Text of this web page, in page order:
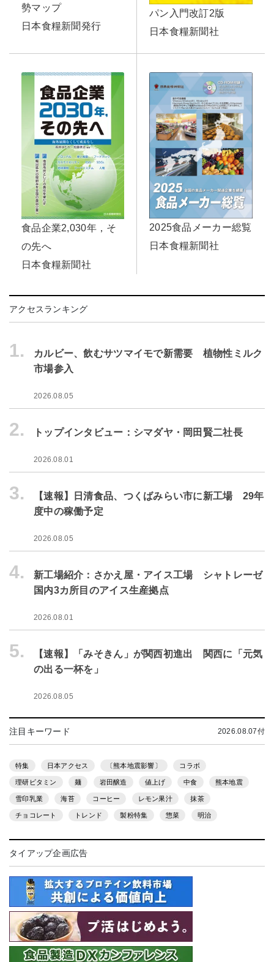
勢マップ
日本食糧新聞発行
パン入門改訂2版
日本食糧新聞社
食品企業2,030年，そ
の先へ
日本食糧新聞社
2025食品メーカー総覧
日本食糧新聞社
アクセスランキング
1.
カルビー、飲むサツマイモで新需要 植物性ミルク
市場参入
2026.08.05
2. トップインタビュー：シマダヤ・岡田賢二社長
2026.08.01
3.
【速報】日清食品、つくばみらい市に新工場 29年
度中の稼働予定
2026.08.05
4.
新工場紹介：さかえ屋・アイス工場 シャトレーゼ
国内3カ所目のアイス生産拠点
2026.08.01
5.
【速報】「みそきん」が関西初進出 関西に「元気
の出る一杯を」
2026.08.05
注目キーワード 2026.08.07付
特集 日本アクセス 〔熊本地震影響〕 コラボ
理研ビタミン 麺 岩田醸造 値上げ 中食 熊本地震
雪印乳業 海苔 コーヒー レモン果汁 抹茶
チョコレート トレンド 製粉特集 惣菜 明治
タイアップ企画広告